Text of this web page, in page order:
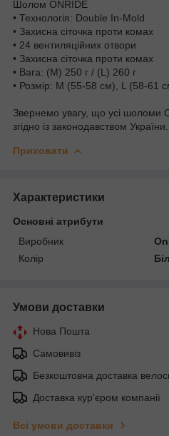
Шолом ONRIDE
• Технологія: Double In-Mold
• Захисна сіточка проти комах
• 24 вентиляційних отвори
• Захисна сіточка проти комах
• Вага: (M) 250 г / (L) 260 г
• Розмір: M (55-58 см), L (58-61
Звернемо увагу, що усі шоломи
згідно із законодавством України.
Приховати
Характеристики
Основні атрибути
Виробник
Колір
Умови доставки
Нова Пошта
Самовивіз
Безкоштовна доставка
Доставка кур'єром компанії
Всі умови доставки